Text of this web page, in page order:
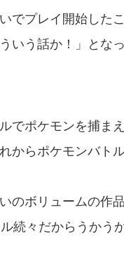
でプレイ開始した
いう話か！」とな
でポケモンを捕ま
からポケモンバト
のボリュームの作
続々だからうか